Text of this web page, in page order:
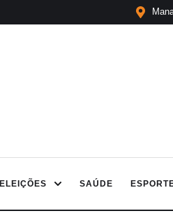
ELEIÇÕES SAÚDE